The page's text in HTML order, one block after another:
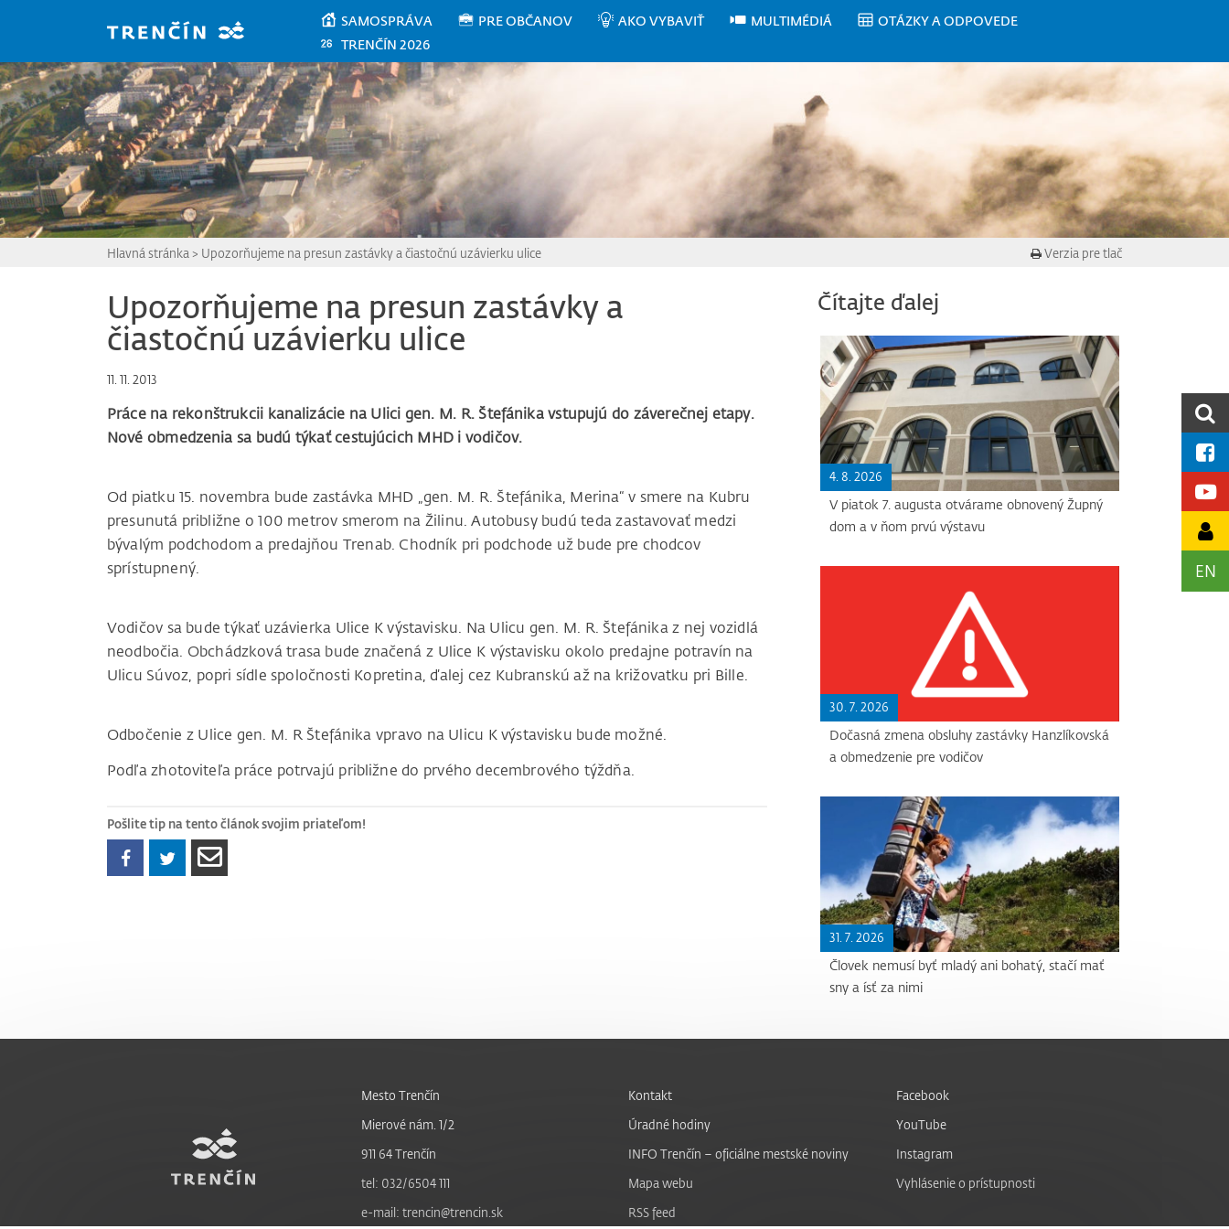
SAMOSPRÁVA PRE OBČANOV AKO VYBAVIŤ MULTIMÉDIÁ
OTÁZKY A ODPOVEDE
TRENČÍN 2026
EN
Hlavná stránka > Upozorňujeme na presun zastávky a čiastočnú uzávierku ulice Verzia pre tlač
Upozorňujeme na presun zastávky a
čiastočnú uzávierku ulice
11. 11. 2013
Práce na rekonštrukcii kanalizácie na Ulici gen. M. R. Štefánika vstupujú do záverečnej etapy.
Nové obmedzenia sa budú týkať cestujúcich MHD i vodičov.
Od piatku 15. novembra bude zastávka MHD „gen. M. R. Štefánika, Merina“ v smere na Kubru
presunutá približne o 100 metrov smerom na Žilinu. Autobusy budú teda zastavovať medzi
bývalým podchodom a predajňou Trenab. Chodník pri podchode už bude pre chodcov
sprístupnený.
Vodičov sa bude týkať uzávierka Ulice K výstavisku. Na Ulicu gen. M. R. Štefánika z nej vozidlá
neodbočia. Obchádzková trasa bude značená z Ulice K výstavisku okolo predajne potravín na
Ulicu Súvoz, popri sídle spoločnosti Kopretina, ďalej cez Kubranskú až na križovatku pri Bille.
Odbočenie z Ulice gen. M. R Štefánika vpravo na Ulicu K výstavisku bude možné.
Podľa zhotoviteľa práce potrvajú približne do prvého decembrového týždňa.
Pošlite tip na tento článok svojim priateľom!
Čítajte ďalej
4. 8. 2026
V piatok 7. augusta otvárame obnovený Župný
dom a v ňom prvú výstavu
30. 7. 2026
Dočasná zmena obsluhy zastávky Hanzlíkovská
a obmedzenie pre vodičov
31. 7. 2026
Človek nemusí byť mladý ani bohatý, stačí mať
sny a ísť za nimi
Mesto Trenčín
Mierové nám. 1/2
911 64 Trenčín
tel: 032/6504 111
e-mail: trencin@trencin.sk
Kontakt
Úradné hodiny
INFO Trenčín – oficiálne mestské noviny
Mapa webu
RSS feed
Facebook
YouTube
Instagram
Vyhlásenie o prístupnosti